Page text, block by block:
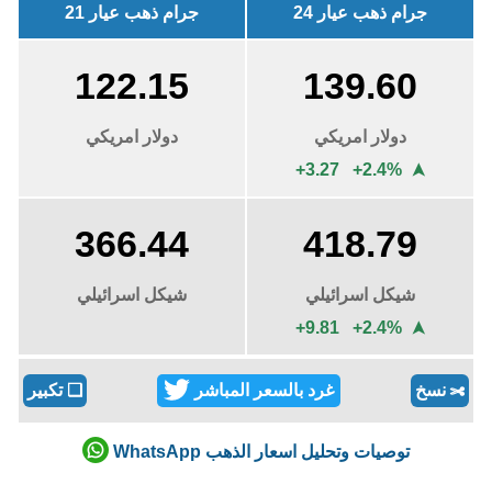
جرام ذهب عيار 24 جرام ذهب عيار 21
139.60
دولار امريكي
+3.27 +2.4%
➤
122.15
دولار امريكي
418.79
شيكل اسرائيلي
+9.81 +2.4%
➤
366.44
شيكل اسرائيلي
✄ نسخ غرد بالسعر المباشر ❏تكبير
توصيات وتحليل اسعار الذهب WhatsApp